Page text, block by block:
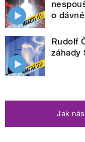
o
Rudolf
záhady
Jak